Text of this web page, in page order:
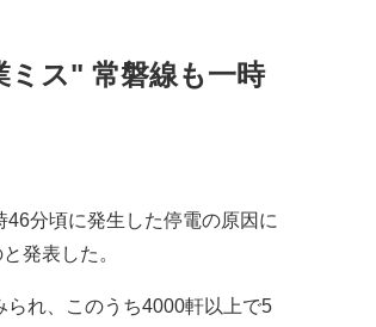
ミス" 常磐線も一時
分頃に発生した停電の原因に
発表した。
れ、このうち4000軒以上で5